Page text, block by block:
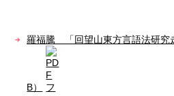
羅福騰 「回望山東方言語法研
B）